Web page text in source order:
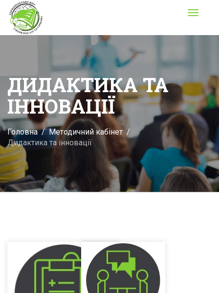
Toggle
ДИДАКТИКА ТА
ІННОВАЦІЇ
Головна
Методичний кабінет
Дидактика та інновації